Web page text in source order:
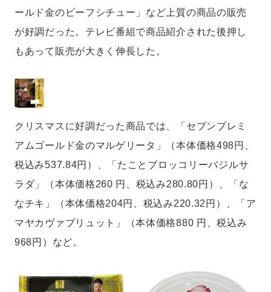
ールド金のビーフシチュー」など上質の商品の販売
が好調だった。テレビ番組で商品紹介された後押し
もあって販売が大きく伸長した。
クリスマスに好調だった商品では、「セブンプレミ
アムゴールド金のマルゲリータ」（本体価格498円、
税込み537.84円）、「たことブロッコリーバジルサ
ラダ」（本体価格260 円、税込み280.80円）、「な
なチキ」（本体価格204円、税込み220.32円）、「ア
マヤカヴァブリュット」（本体価格880 円、税込み
968円）など。